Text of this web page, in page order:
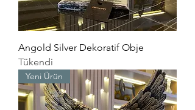
Angold Silver Dekoratif Obje
Tükendi
Yeni Ürün